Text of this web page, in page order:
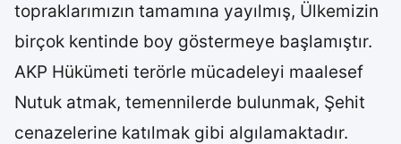
topraklarımızın tamamına yayılmış, Ülkemizin
birçok kentinde boy göstermeye başlamıştır.
AKP Hükümeti terörle mücadeleyi maalesef
Nutuk atmak, temennilerde bulunmak, Şehit
cenazelerine katılmak gibi algılamaktadır.